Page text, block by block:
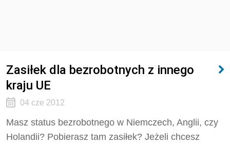
Zasiłek dla bezrobotnych z innego
kraju UE
04 cze 2012
Masz status bezrobotnego w Niemczech, Anglii, czy
Holandii? Pobierasz tam zasiłek? Jeżeli chcesz